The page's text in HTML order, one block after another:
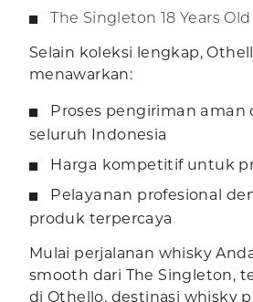
The Singleton 18 Years Old
Selain koleksi lengkap,
menawarkan:
Proses pengiriman aman
seluruh Indonesia
Harga kompetitif untuk
Pelayanan profesional
produk terpercaya
Mulai perjalanan whisky
smooth dari The Singleton,
di Othello, destinasi whisky